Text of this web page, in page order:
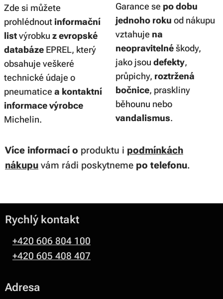
Zde si můžete
prohlédnout informační
listvýrobku z evropské
databáze EPREL, který
obsahuje veškeré
technické údaje o
pneumatice a kontaktní
informace výrobce
Michelin.
Garance se po dobu
jednoho roku od nákupu
vztahuje na
neopravitelnéškody,
jako jsou defekty,
průpichy, roztržená
bočnice, praskliny
běhounu nebo
vandalismus.
Více informací o produktu i podmínkách
nákupu vám rádi poskytneme po telefonu.
Rychlý kontakt
+420 606 804 100
+420 605 408 407
Adresa